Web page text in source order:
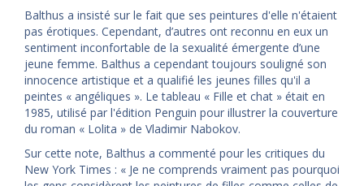
Balthus a insisté sur le fait que ses peintures d'elle n'étaient
pas érotiques. Cependant, d’autres ont reconnu en eux un
sentiment inconfortable de la sexualité émergente d’une
jeune femme. Balthus a cependant toujours souligné son
innocence artistique et a qualifié les jeunes filles qu'il a
peintes « angéliques ». Le tableau « Fille et chat » était en
1985, utilisé par l'édition Penguin pour illustrer la couverture
du roman « Lolita » de Vladimir Nabokov.
Sur cette note, Balthus a commenté pour les critiques du
New York Times : « Je ne comprends vraiment pas pourquoi